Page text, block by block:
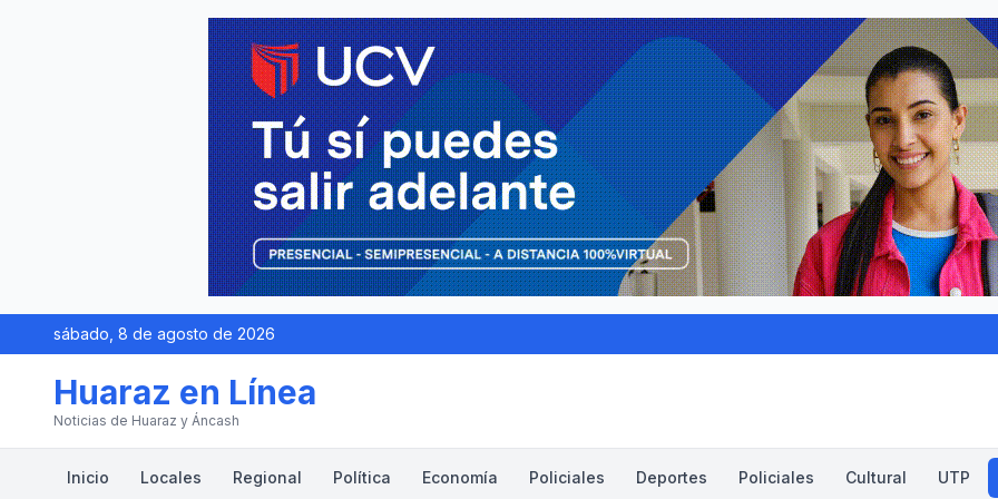
sábado, 8 de agosto de 2026
Huaraz en Línea
Noticias de Huaraz y Áncash
Inicio Locales Regional Política Economía Policiales Deportes Policiales Cultural UTP